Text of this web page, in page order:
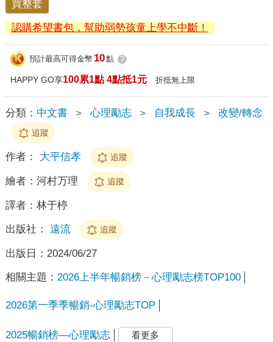
買整套
認購希望書包，幫助弱勢孩童上學不中斷！
預計最高可得金幣 10點 ?
HAPPY GO享100累1點 4點抵1元 折抵無上限
分類： 中文書 ＞ 心理勵志 ＞ 自我成長 ＞ 改變/轉念
追蹤
作者： 大平信孝 追蹤
繪者： 河村万理 追蹤
譯者： 林于楟
出版社： 遠流 追蹤
出版日： 2024/06/27
相關主題： 2026上半年暢銷榜－心理勵志榜TOP100
2026第一季季暢銷-心理勵志TOP
2025暢銷榜—心理勵志 看更多